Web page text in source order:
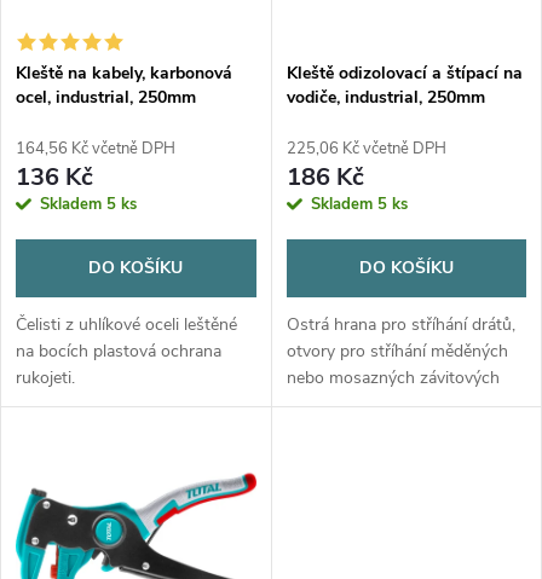
í
p
r
o
u
k
ů
s
p
r
o
d
u
k
t
ů
Kleště na kabely, karbonová
ocel, industrial, 250mm
164,56 Kč včetně DPH
136 Kč
Skladem 5 ks
DO KOŠÍKU
Čelisti z uhlíkové oceli leštěné
na bocích plastová ochrana
rukojeti.
Kleště odizolovací a štípací na
vodiče, industrial, 250mm
225,06 Kč včetně DPH
186 Kč
Skladem 5 ks
DO KOŠÍKU
Ostrá hrana pro stříhání drátů,
otvory pro stříhání měděných
nebo mosazných závitových
kolíků na odizolování vodičů.